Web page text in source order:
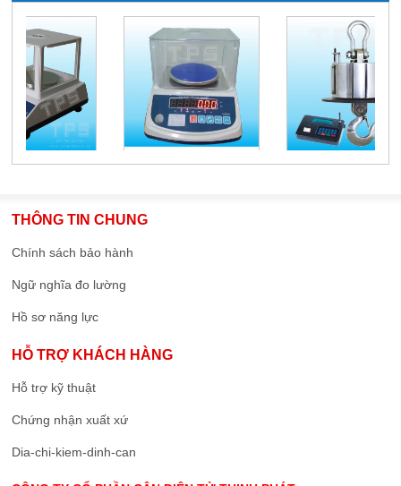
THÔNG TIN CHUNG
Chính sách bảo hành
Ngữ nghĩa đo lường
Hồ sơ năng lực
HỖ TRỢ KHÁCH HÀNG
Hỗ trợ kỹ thuật
Chứng nhận xuất xứ
Dia-chi-kiem-dinh-can